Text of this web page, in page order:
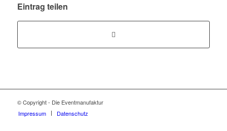
Eintrag teilen
© Copyright - Die Eventmanufaktur
Impressum
Datenschutz